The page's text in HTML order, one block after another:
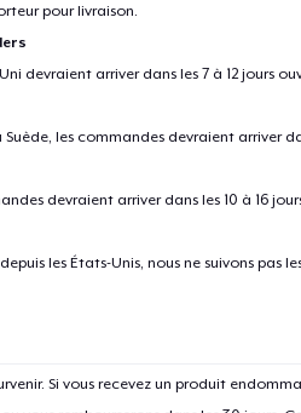
pour livraison.
devraient arriver dans les 7 à 12 jours
les commandes devraient arriver
devraient arriver dans les 10 à 16
les États-Unis, nous ne suivons pas
Si vous recevez un produit